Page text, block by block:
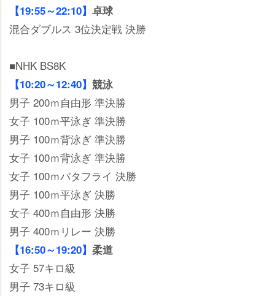
【19:55～22:10】 卓球
混合ダブルス 3位決定戦 決勝
■NHK BS8K
【10:20～12:40】 競泳
男子 200ｍ自由形 準決勝
女子 100ｍ平泳ぎ 準決勝
男子 100ｍ背泳ぎ 準決勝
女子 100ｍ背泳ぎ 準決勝
女子 100ｍバタフライ 決勝
男子 100ｍ平泳ぎ 決勝
女子 400ｍ自由形 決勝
男子 400ｍリレー 決勝
【16:50～19:20】 柔道
女子 57キロ級
男子 73キロ級